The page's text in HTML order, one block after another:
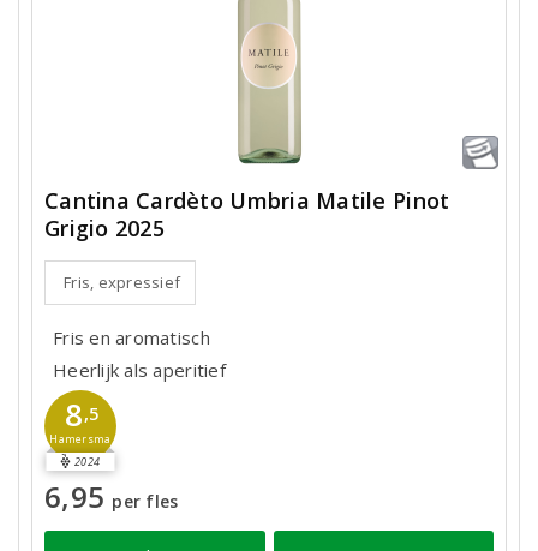
Cantina Cardèto Umbria Matile Pinot
Grigio 2025
Fris, expressief
Fris en aromatisch
Heerlijk als aperitief
8,5
Hamersma
2024
6,95 per fles